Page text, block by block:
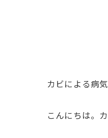
カビによる病
こんにちは。